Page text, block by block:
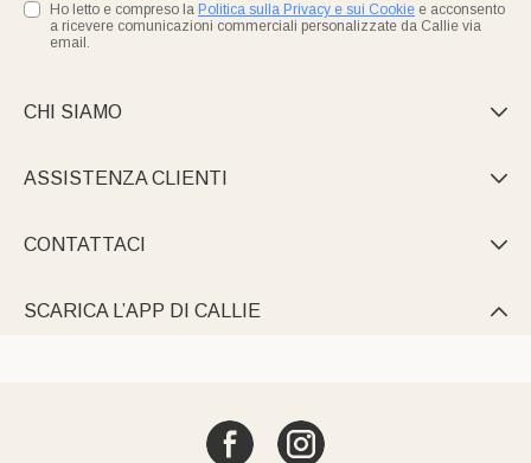
Ho letto e compreso la Politica sulla Privacy e sui Cookie e acconsento
a ricevere comunicazioni commerciali personalizzate da Callie via
email.
CHI SIAMO 
ASSISTENZA CLIENTI 
CONTATTACI 
SCARICA L’APP DI CALLIE 